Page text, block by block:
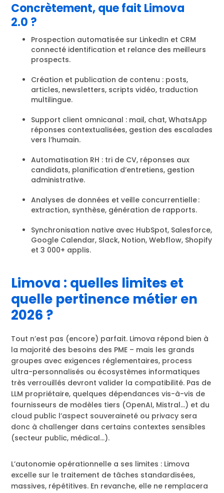
Concrètement, que fait Limova
2.0 ?
Prospection automatisée sur LinkedIn et CRM
connecté identification et relance des meilleurs
prospects.
Création et publication de contenu : posts,
articles, newsletters, scripts vidéo, traduction
multilingue.
Support client omnicanal : mail, chat, WhatsApp
réponses contextualisées, gestion des escalades
vers l’humain.
Automatisation RH : tri de CV, réponses aux
candidats, planification d’entretiens, gestion
administrative.
Analyses de données et veille concurrentielle :
extraction, synthèse, génération de rapports.
Synchronisation native avec HubSpot, Salesforce,
Google Calendar, Slack, Notion, Webflow, Shopify
et 3 000+ applis.
Limova : quelles limites et
quelle pertinence métier en
2026 ?
Tout n’est pas (encore) parfait. Limova répond bien à
la majorité des besoins des PME – mais les grands
groupes avec exigences réglementaires, process
ultra-personnalisés ou écosystèmes informatiques
très verrouillés devront valider la compatibilité. Pas de
LLM propriétaire, quelques dépendances vis-à-vis de
fournisseurs de modèles tiers (OpenAI, Mistral…) et du
cloud public l’aspect souveraineté ou privacy sera
donc à challenger dans certains contextes sensibles
(secteur public, médical…).
L’autonomie opérationnelle a ses limites : Limova
excelle sur le traitement de tâches standardisées,
massives, répétitives. En revanche, elle ne remplacera